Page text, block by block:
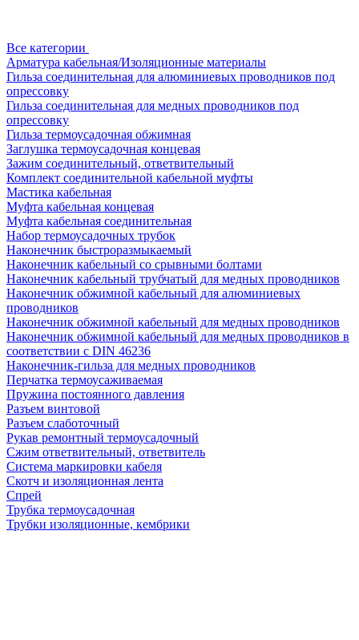
Все категории
Арматура кабельная/Изоляционные материалы
Гильза соединительная для алюминиевых проводников под
опрессовку
Гильза соединительная для медных проводников под
опрессовку
Гильза термоусадочная обжимная
Заглушка термоусадочная концевая
Зажим соединительный, ответвительный
Комплект соединительной кабельной муфты
Мастика кабельная
Муфта кабельная концевая
Муфта кабельная соединительная
Набор термоусадочных трубок
Наконечник быстроразмыкаемый
Наконечник кабельный со срывными болтами
Наконечник кабельный трубчатый для медных проводников
Наконечник обжимной кабельный для алюминиевых
проводников
Наконечник обжимной кабельный для медных проводников
Наконечник обжимной кабельный для медных проводников в
соответствии с DIN 46236
Наконечник-гильза для медных проводников
Перчатка термоусаживаемая
Пружина постоянного давления
Разъем винтовой
Разъем слаботочный
Рукав ремонтный термоусадочный
Сжим ответвительный, ответвитель
Система маркировки кабеля
Скотч и изоляционная лента
Спрей
Трубка термоусадочная
Трубки изоляционные, кембрики